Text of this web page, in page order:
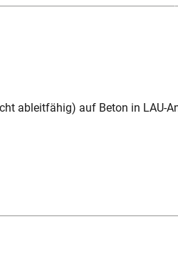
ableitfähig) auf Beton in LAU-